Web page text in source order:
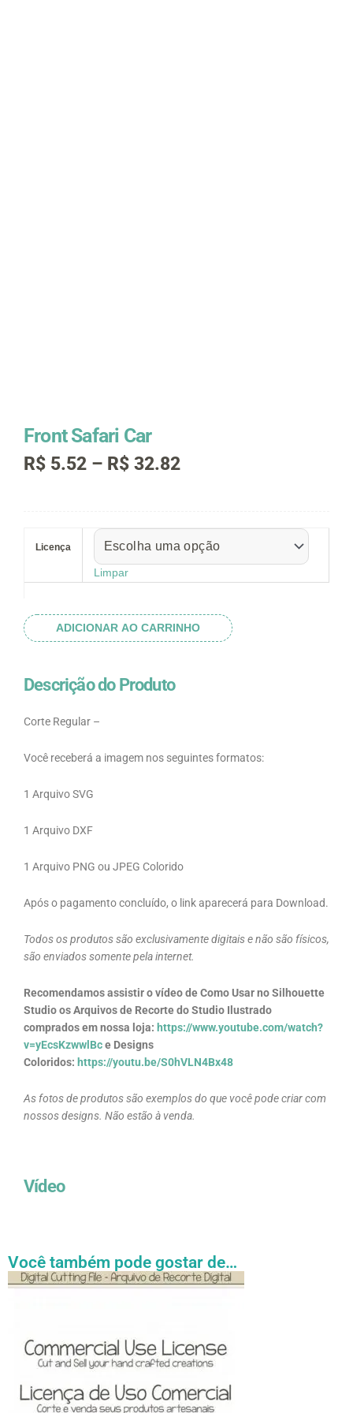
Front Safari Car
R$ 5.52 – R$ 32.82Faixa
através
R$ 32.82
Licença
Limpar
Car
ADICIONAR AO CARRINHO
Descrição do Produto
Corte Regular –
Você receberá a imagem nos seguintes formatos:
1 Arquivo SVG
1 Arquivo DXF
1 Arquivo PNG ou JPEG Colorido
Após o pagamento concluído, o link aparecerá para Download.
Todos os produtos são exclusivamente digitais e não são físicos,
são enviados somente pela internet.
Recomendamos assistir o vídeo de Como Usar no Silhouette
Studio os Arquivos de Recorte do Studio Ilustrado
comprados em nossa loja: https://www.youtube.com/watch?
v=yEcsKzwwlBce Designs
Coloridos: https://youtu.be/S0hVLN4Bx48
As fotos de produtos são exemplos do que você pode criar com
nossos designs. Não estão à venda.
Vídeo
Você também pode gostar de…
Faixa
de
R$ 54.89
Este
variantes.
As
podem